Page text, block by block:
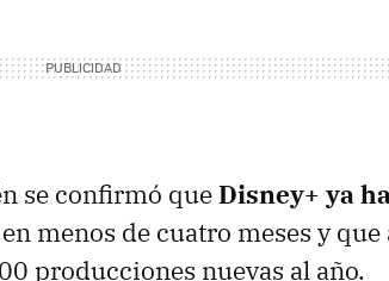
se confirmó queDisney+ ya
en menos de cuatro meses y que
producciones nuevas al año.